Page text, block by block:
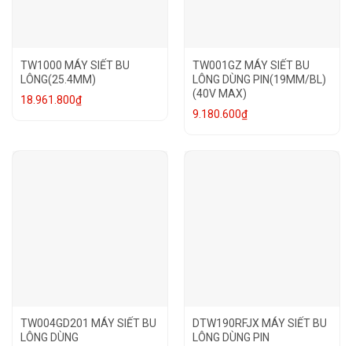
TW1000 MÁY SIẾT BU
LÔNG(25.4MM)
18.961.800₫
TW001GZ MÁY SIẾT BU
LÔNG DÙNG PIN(19MM/BL)
(40V MAX)
9.180.600₫
TW004GD201 MÁY SIẾT BU
LÔNG DÙNG
DTW190RFJX MÁY SIẾT BU
LÔNG DÙNG PIN